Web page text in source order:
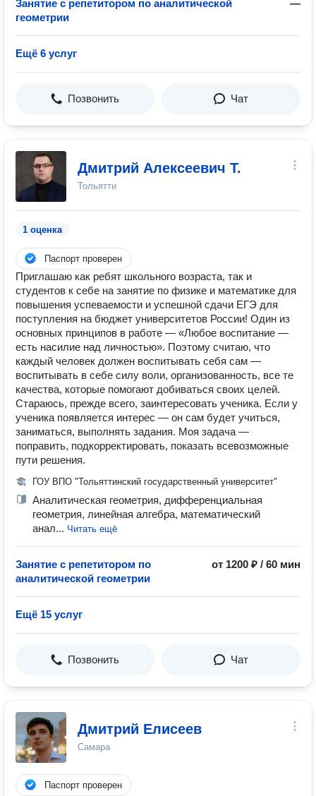
Занятие с репетитором по аналитической
геометрии
—
Ещё 6 услуг
Позвонить Чат
Дмитрий Алексеевич Т.
Тольятти
1 оценка
Паспорт проверен
Приглашаю как ребят школьного возраста, так и
студентов к себе на занятие по физике и математике для
повышения успеваемости и успешной сдачи ЕГЭ для
поступления на бюджет университетов России! Один из
основных принципов в работе — «Любое воспитание —
есть насилие над личностью». Поэтому считаю, что
каждый человек должен воспитывать себя сам —
воспитывать в себе силу воли, организованность, все те
качества, которые помогают добиваться своих целей.
Стараюсь, прежде всего, заинтересовать ученика. Если у
ученика появляется интерес — он сам будет учиться,
заниматься, выполнять задания. Моя задача —
поправить, подкорректировать, показать всевозможные
пути решения.
ГОУ ВПО "Тольяттинский государственный университет"
Аналитическая геометрия, дифференциальная
геометрия, линейная алгебра, математический
анал... Читать ещё
Занятие с репетитором по
аналитической геометрии
от 1200 ₽ / 60 мин
Ещё 15 услуг
Позвонить Чат
Дмитрий Елисеев
Самара
Паспорт проверен